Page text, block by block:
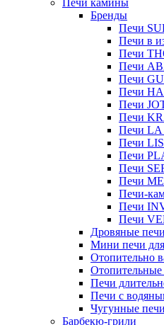
Печи камины
Бренды
Печи
Печи в
Печи
Печи
Печи
Печи
Печи
Печи
Печи LA
Печи
Печи
Печи
Печи
Печи-
Печи
Печи
Дровяные
Мини печи
Отопительно
Отопительные
Печи
Печи с
Чугунные печи
Барбекю-грили